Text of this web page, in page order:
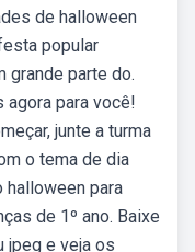
de halloween
popular
grande parte do.
agora para você!
junte a turma
o tema de dia
halloween para
de 1º ano. Baixe
jpeg e veja os